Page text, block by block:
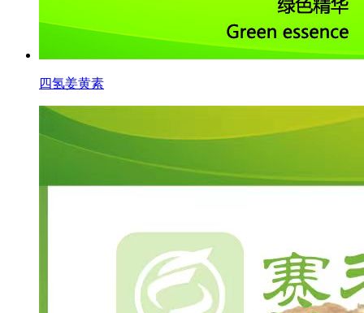
四氢姜黄素